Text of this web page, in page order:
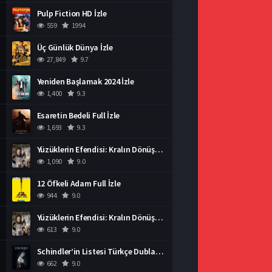
Pulp Fiction HD İzle
559 1994
Üç Günlük Dünya İzle
27,849 9.7
Yeniden Başlamak 2024 İzle
1,400 9.3
Esaretin Bedeli Full İzle
1,693 9.3
Yüzüklerin Efendisi: Kralın Dönüşü İzle
1,090 9.0
12 Öfkeli Adam Full İzle
944 9.0
Yüzüklerin Efendisi: Kralın Dönüşü İzle
613 9.0
Schindler’in Listesi Türkçe Dublaj İzle
662 9.0